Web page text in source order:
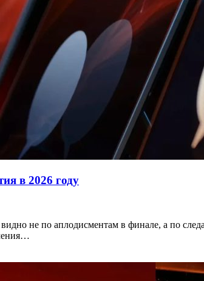
в 2026 году
видно не по аплодисментам в финале, а по